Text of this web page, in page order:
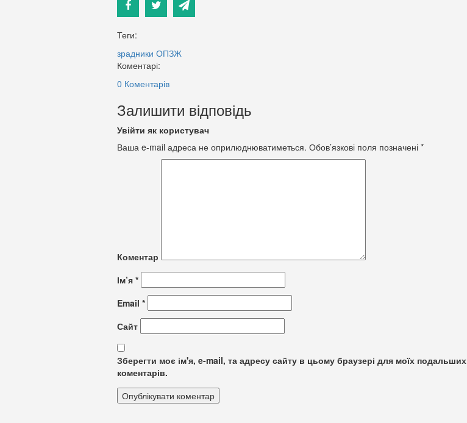
Теги:
зрадники ОПЗЖ
Коментарі:
0 Коментарів
Залишити відповідь
Увійти як користувач
Ваша e-mail адреса не оприлюднюватиметься. Обов’язкові поля позначені *
Коментар
Ім’я *
Email *
Сайт
Зберегти моє ім'я, e-mail, та адресу сайту в цьому браузері для моїх подальших
коментарів.